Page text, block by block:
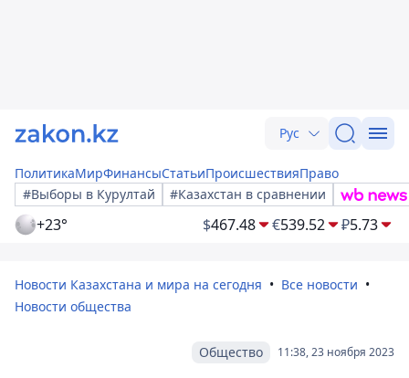
Рус
ПолитикаМирФинансыСтатьиПроисшествияПраво
#Выборы в Курултай
#Казахстан в сравнении
+23° $467.48 €539.52 ₽5.73
Новости Казахстана и мира на сегодня
Все новости
Новости общества
11:38, 23 ноября 2023
Общество